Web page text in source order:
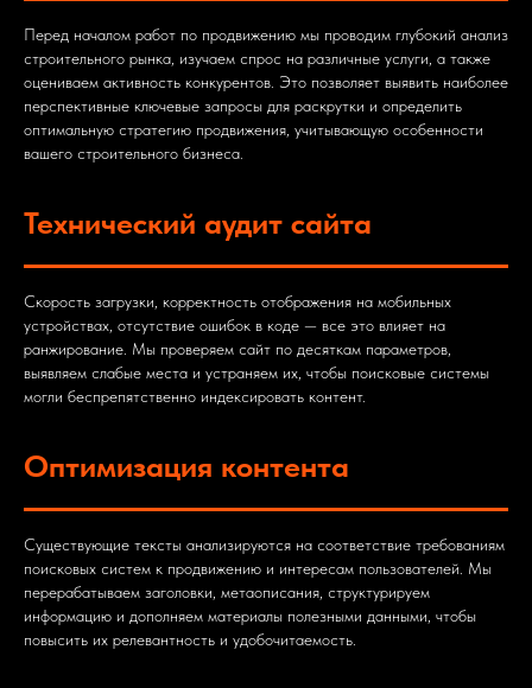
Перед началом работ по продвижению мы проводим глубокий анализ
строительного рынка, изучаем спрос на различные услуги, а также
оцениваем активность конкурентов. Это позволяет выявить наиболее
перспективные ключевые запросы для раскрутки и определить
оптимальную стратегию продвижения, учитывающую особенности
вашего строительного бизнеса.
Технический аудит сайта
Скорость загрузки, корректность отображения на мобильных
устройствах, отсутствие ошибок в коде — все это влияет на
ранжирование. Мы проверяем сайт по десяткам параметров,
выявляем слабые места и устраняем их, чтобы поисковые системы
могли беспрепятственно индексировать контент.
Оптимизация контента
Существующие тексты анализируются на соответствие требованиям
поисковых систем к продвижению и интересам пользователей. Мы
перерабатываем заголовки, метаописания, структурируем
информацию и дополняем материалы полезными данными, чтобы
повысить их релевантность и удобочитаемость.